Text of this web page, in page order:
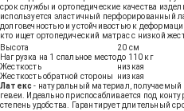
срок службы и ортопедические качества
используется эластичный перфорированный
долговечностью и устойчивостью к
кто ищет ортопедический матрас с низкой
Высота
20 см
Нагрузка на 1 спальное местодо 110 кг
Жесткость
низкая
Жесткость обратной стороны
низкая
Латекс - натуральный материал,
гевеи. Идеально приспосабливается под
степень удобства. Гарантирует длительный